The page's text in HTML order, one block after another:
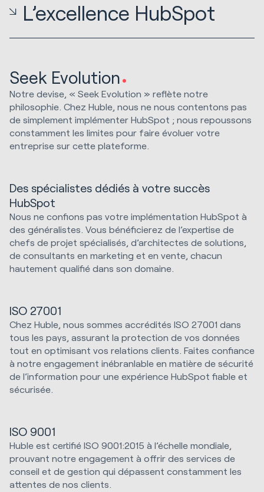
L’excellence HubSpot
Seek Evolution
Notre devise, « Seek Evolution » reflète notre
philosophie. Chez Huble, nous ne nous contentons pas
de simplement implémenter HubSpot ; nous repoussons
constamment les limites pour faire évoluer votre
entreprise sur cette plateforme.
Des spécialistes dédiés à votre succès
HubSpot
Nous ne confions pas votre implémentation HubSpot à
des généralistes. Vous bénéficierez de l’expertise de
chefs de projet spécialisés, d’architectes de solutions,
de consultants en marketing et en vente, chacun
hautement qualifié dans son domaine.
ISO 27001
Chez Huble, nous sommes accrédités ISO 27001 dans
tous les pays, assurant la protection de vos données
tout en optimisant vos relations clients. Faites confiance
à notre engagement inébranlable en matière de sécurité
de l’information pour une expérience HubSpot fiable et
sécurisée.
ISO 9001
Huble est certifié ISO 9001:2015 à l’échelle mondiale,
prouvant notre engagement à offrir des services de
conseil et de gestion qui dépassent constamment les
attentes de nos clients.